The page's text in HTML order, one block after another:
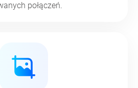
połączeń.